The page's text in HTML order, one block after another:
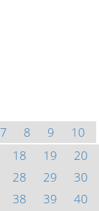
7 8 9
10
18 19
20
28 29
30
38 39
40